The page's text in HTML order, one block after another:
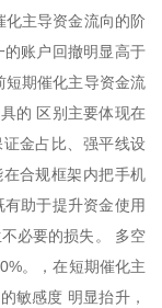
主导资金流向的阶
账户回撤明显高于
短期催化主导资金流
的 区别主要体现在
金占比、强平线设
合规框架内把手机
助于提升资金使用
必要的损失。 多空
。，在短期催化主
敏感度 明显抬升，